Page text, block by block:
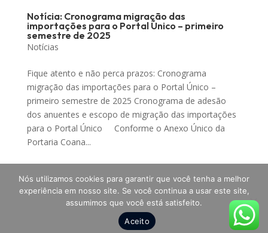
Notícia: Cronograma migração das
importações para o Portal Único – primeiro
semestre de 2025
Notícias
Fique atento e não perca prazos: Cronograma
migração das importações para o Portal Único –
primeiro semestre de 2025 Cronograma de adesão
dos anuentes e escopo de migração das importações
para o Portal Único Conforme o Anexo Único da
Portaria Coana...
Todos os direitos reservados a SANCOMEX Soluções
em Comércio Exterior - 2025
Nós utilizamos cookies para garantir que você tenha a melhor
experiência em nosso site. Se você continua a usar este site,
assumimos que você está satisfeito.
Aceito